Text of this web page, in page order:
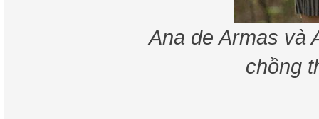
Ana de Armas và
chồng